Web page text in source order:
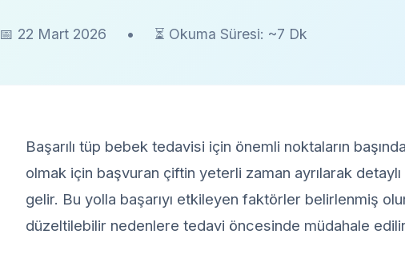
📅 22 Mart 2026 • ⏳ Okuma Süresi: ~7 Dk
Başarılı tüp bebek tedavisi için önemli noktaların
olmak için başvuran çiftin yeterli zaman ayrılarak
gelir. Bu yolla başarıyı etkileyen faktörler belirlenmiş
düzeltilebilir nedenlere tedavi öncesinde müdahale